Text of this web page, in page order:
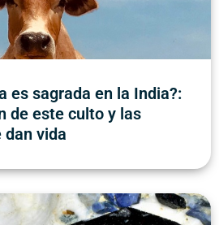
es sagrada en la India?:
de este culto y las
dan vida